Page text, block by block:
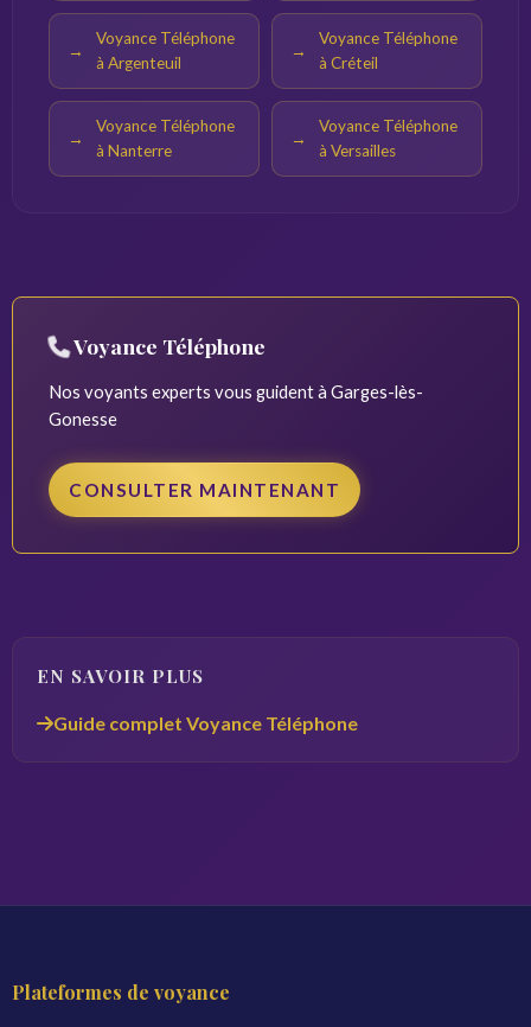
Voyance Téléphone
à Argenteuil
Voyance Téléphone
à Créteil
Voyance Téléphone
à Nanterre
Voyance Téléphone
à Versailles
Voyance Téléphone
Nos voyants experts vous guident à Garges-lès-
Gonesse
CONSULTER MAINTENANT
EN SAVOIR PLUS
Guide complet Voyance Téléphone
Plateformes de voyance